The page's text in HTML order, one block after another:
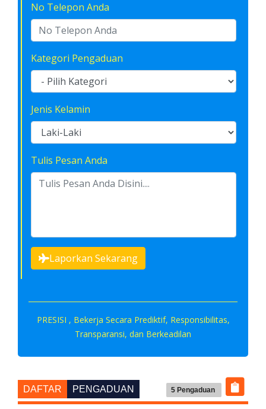
No Telepon Anda
Kategori Pengaduan
Jenis Kelamin
Tulis Pesan Anda
Laporkan Sekarang
PRESISI , Bekerja Secara Prediktif, Responsibilitas,
Transparansi, dan Berkeadilan
DAFTAR PENGADUAN 5 Pengaduan